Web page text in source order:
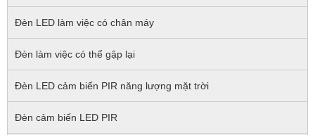
Đèn LED làm việc có chân máy
Đèn làm việc có thể gập lại
Đèn LED cảm biến PIR năng lượng mặt trời
Đèn cảm biến LED PIR